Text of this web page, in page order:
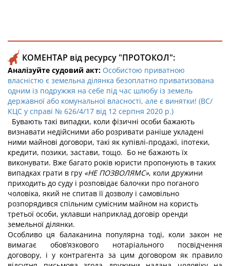
КОМЕНТАР від ресурсу "ПРОТОКОЛ":
Аналізуйте судовий акт: Особистою приватною
власністю є земельна ділянка безоплатно приватизована
одним із подружжя на себе під час шлюбу із земель
державної або комунальної власності, але є винятки! (ВС/
КЦС у справі № 626/4/17 від 12 серпня 2020 р.)
Бувають такі випадки, коли фізичні особи бажають
визнавати недійсними або розривати раніше укладені
ними майнові договори, такі як купівлі-продажі, іпотеки,
кредити, позики, застави, тощо. Бо не бажають їх
виконувати. Вже багато років юристи пропонують в таких
випадках грати в гру «НЕ ПОЗВОЛЯМС», коли дружини
приходить до суду і розповідає балочки про поганого
чоловіка, який не спитав її дозволу і самовільно
розпорядився спільним сумісним майном на користь
третьої особи, уклавши наприклад договір оренди
земельної ділянки.
Особливо ця балаканина популярна тоді, коли закон не
вимагає обов’язкового нотаріального посвідчення
договору, і у контрагента за цим договором як правило